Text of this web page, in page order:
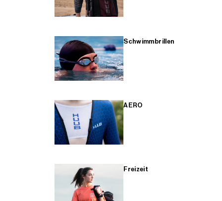
Schwimmbrillen
AERO
Freizeit